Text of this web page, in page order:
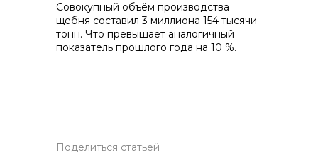
info@vostokcement.ru
Совокупный объём производства
щебня составил 3 миллиона 154 тысячи
тонн. Что превышает аналогичный
показатель прошлого года на 10 %.
Поделиться статьей